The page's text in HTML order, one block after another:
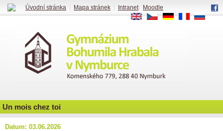
Un mois chez toi
Datum: 03.06.2026
Úvodní stránka Mapa stránek Intranet|
Moodle
EN
CS DE FR RU